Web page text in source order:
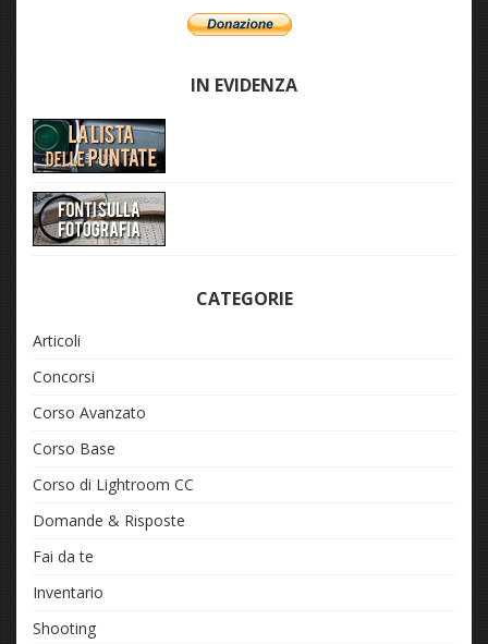
IN EVIDENZA
CATEGORIE
Articoli
Concorsi
Corso Avanzato
Corso Base
Corso di Lightroom CC
Domande & Risposte
Fai da te
Inventario
Shooting